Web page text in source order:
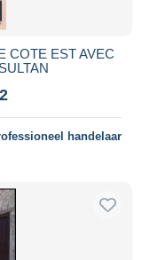
COTE EST AVEC
handelaar